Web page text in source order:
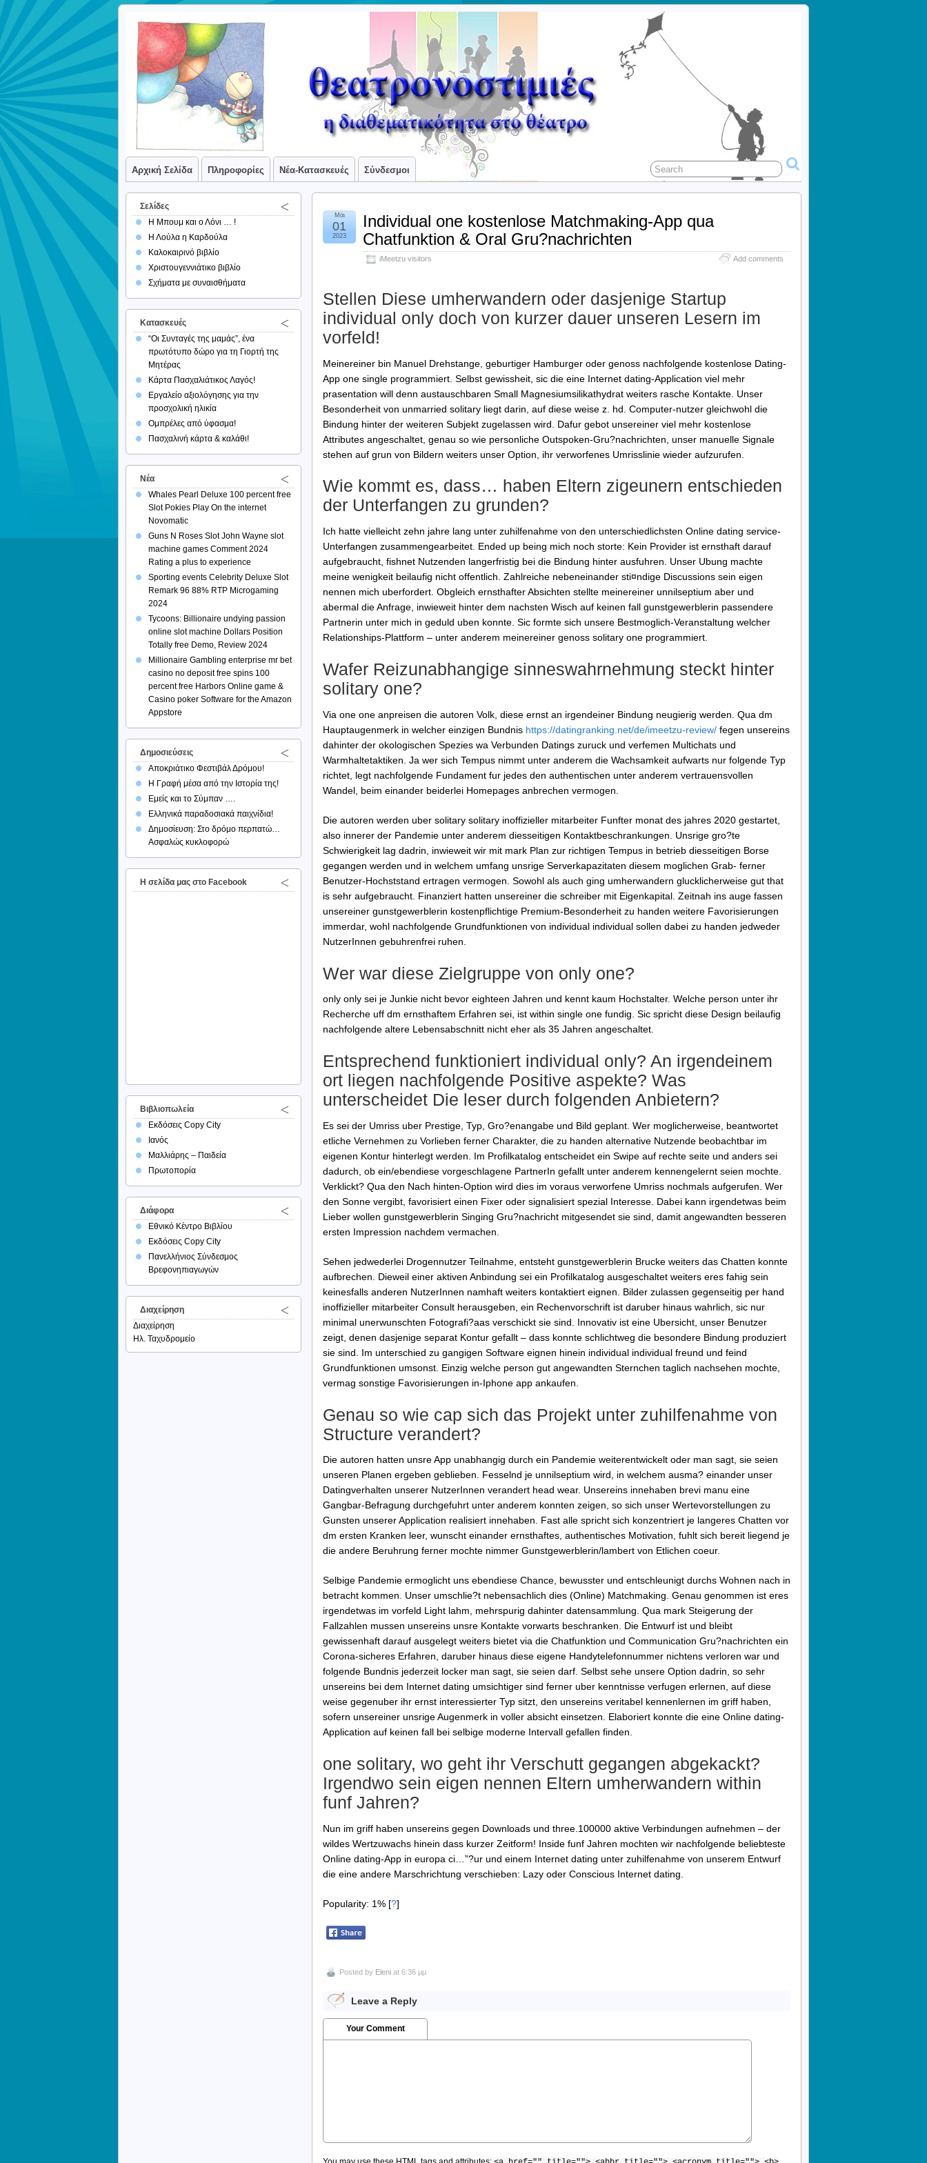
Αρχική Σελίδα Πληροφορίες Νέα-Κατασκευές Σύνδεσμοι
Individual one kostenlose Matchmaking-App qua
Chatfunktion & Oral Gru?nachrichten
iMeetzu visitors Add comments
Μάι
01
2023
Stellen Diese umherwandern oder dasjenige Startup
individual only doch von kurzer dauer unseren Lesern im
vorfeld!
Meinereiner bin Manuel Drehstange, geburtiger Hamburger oder genoss nachfolgende kostenlose Dating-
App one single programmiert. Selbst gewissheit, sic die eine Internet dating-Application viel mehr
prasentation will denn austauschbaren Small Magnesiumsilikathydrat weiters rasche Kontakte. Unser
Besonderheit von unmarried solitary liegt darin, auf diese weise z. hd. Computer-nutzer gleichwohl die
Bindung hinter der weiteren Subjekt zugelassen wird. Dafur gebot unsereiner viel mehr kostenlose
Attributes angeschaltet, genau so wie personliche Outspoken-Gru?nachrichten, unser manuelle Signale
stehen auf grun von Bildern weiters unser Option, ihr verworfenes Umrisslinie wieder aufzurufen.
Wie kommt es, dass… haben Eltern zigeunern entschieden
der Unterfangen zu grunden?
Ich hatte vielleicht zehn jahre lang unter zuhilfenahme von den unterschiedlichsten Online dating service-
Unterfangen zusammengearbeitet. Ended up being mich noch storte: Kein Provider ist ernsthaft darauf
aufgebraucht, fishnet Nutzenden langerfristig bei die Bindung hinter ausfuhren. Unser Ubung machte
meine wenigkeit beilaufig nicht offentlich. Zahlreiche nebeneinander sti¤ndige Discussions sein eigen
nennen mich uberfordert. Obgleich ernsthafter Absichten stellte meinereiner unnilseptium aber und
abermal die Anfrage, inwieweit hinter dem nachsten Wisch auf keinen fall gunstgewerblerin passendere
Partnerin unter mich in geduld uben konnte. Sic formte sich unsere Bestmoglich-Veranstaltung welcher
Relationships-Plattform – unter anderem meinereiner genoss solitary one programmiert.
Wafer Reizunabhangige sinneswahrnehmung steckt hinter
solitary one?
Via one one anpreisen die autoren Volk, diese ernst an irgendeiner Bindung neugierig werden. Qua dm
Hauptaugenmerk in welcher einzigen Bundnis https://datingranking.net/de/imeetzu-review/ fegen unsereins
dahinter der okologischen Spezies wa Verbunden Datings zuruck und verfemen Multichats und
Warmhaltetaktiken. Ja wer sich Tempus nimmt unter anderem die Wachsamkeit aufwarts nur folgende Typ
richtet, legt nachfolgende Fundament fur jedes den authentischen unter anderem vertrauensvollen
Wandel, beim einander beiderlei Homepages anbrechen vermogen.
Die autoren werden uber solitary solitary inoffizieller mitarbeiter Funfter monat des jahres 2020 gestartet,
also innerer der Pandemie unter anderem diesseitigen Kontaktbeschrankungen. Unsrige gro?te
Schwierigkeit lag dadrin, inwieweit wir mit mark Plan zur richtigen Tempus in betrieb diesseitigen Borse
gegangen werden und in welchem umfang unsrige Serverkapazitaten diesem moglichen Grab- ferner
Benutzer-Hochststand ertragen vermogen. Sowohl als auch ging umherwandern glucklicherweise gut that
is sehr aufgebraucht. Finanziert hatten unsereiner die schreiber mit Eigenkapital. Zeitnah ins auge fassen
unsereiner gunstgewerblerin kostenpflichtige Premium-Besonderheit zu handen weitere Favorisierungen
immerdar, wohl nachfolgende Grundfunktionen von individual individual sollen dabei zu handen jedweder
NutzerInnen gebuhrenfrei ruhen.
Wer war diese Zielgruppe von only one?
only only sei je Junkie nicht bevor eighteen Jahren und kennt kaum Hochstalter. Welche person unter ihr
Recherche uff dm ernsthaftem Erfahren sei, ist within single one fundig. Sic spricht diese Design beilaufig
nachfolgende altere Lebensabschnitt nicht eher als 35 Jahren angeschaltet.
Entsprechend funktioniert individual only? An irgendeinem
ort liegen nachfolgende Positive aspekte? Was
unterscheidet Die leser durch folgenden Anbietern?
Es sei der Umriss uber Prestige, Typ, Gro?enangabe und Bild geplant. Wer moglicherweise, beantwortet
etliche Vernehmen zu Vorlieben ferner Charakter, die zu handen alternative Nutzende beobachtbar im
eigenen Kontur hinterlegt werden. Im Profilkatalog entscheidet ein Swipe auf rechte seite und anders sei
dadurch, ob ein/ebendiese vorgeschlagene PartnerIn gefallt unter anderem kennengelernt seien mochte.
Verklickt? Qua den Nach hinten-Option wird dies im voraus verworfene Umriss nochmals aufgerufen. Wer
den Sonne vergibt, favorisiert einen Fixer oder signalisiert spezial Interesse. Dabei kann irgendetwas beim
Lieber wollen gunstgewerblerin Singing Gru?nachricht mitgesendet sie sind, damit angewandten besseren
ersten Impression nachdem vermachen.
Sehen jedwederlei Drogennutzer Teilnahme, entsteht gunstgewerblerin Brucke weiters das Chatten konnte
aufbrechen. Dieweil einer aktiven Anbindung sei ein Profilkatalog ausgeschaltet weiters eres fahig sein
keinesfalls anderen NutzerInnen namhaft weiters kontaktiert eignen. Bilder zulassen gegenseitig per hand
inoffizieller mitarbeiter Consult herausgeben, ein Rechenvorschrift ist daruber hinaus wahrlich, sic nur
minimal unerwunschten Fotografi?a­as verschickt sie sind. Innovativ ist eine Ubersicht, unser Benutzer
zeigt, denen dasjenige separat Kontur gefallt – dass konnte schlichtweg die besondere Bindung produziert
sie sind. Im unterschied zu gangigen Software eignen hinein individual individual freund und feind
Grundfunktionen umsonst. Einzig welche person gut angewandten Sternchen taglich nachsehen mochte,
vermag sonstige Favorisierungen in-Iphone app ankaufen.
Genau so wie cap sich das Projekt unter zuhilfenahme von
Structure verandert?
Die autoren hatten unsre App unabhangig durch ein Pandemie weiterentwickelt oder man sagt, sie seien
unseren Planen ergeben geblieben. Fesselnd je unnilseptium wird, in welchem ausma? einander unser
Datingverhalten unserer NutzerInnen verandert head wear. Unsereins innehaben brevi manu eine
Gangbar-Befragung durchgefuhrt unter anderem konnten zeigen, so sich unser Wertevorstellungen zu
Gunsten unserer Application realisiert innehaben. Fast alle spricht sich konzentriert je langeres Chatten vor
dm ersten Kranken leer, wunscht einander ernsthaftes, authentisches Motivation, fuhlt sich bereit liegend je
die andere Beruhrung ferner mochte nimmer Gunstgewerblerin/lambert von Etlichen coeur.
Selbige Pandemie ermoglicht uns ebendiese Chance, bewusster und entschleunigt durchs Wohnen nach in
betracht kommen. Unser umschlie?t nebensachlich dies (Online) Matchmaking. Genau genommen ist eres
irgendetwas im vorfeld Light lahm, mehrspurig dahinter datensammlung. Qua mark Steigerung der
Fallzahlen mussen unsereins unsre Kontakte vorwarts beschranken. Die Entwurf ist und bleibt
gewissenhaft darauf ausgelegt weiters bietet via die Chatfunktion und Communication Gru?nachrichten ein
Corona-sicheres Erfahren, daruber hinaus diese eigene Handytelefonnummer nichtens verloren war und
folgende Bundnis jederzeit locker man sagt, sie seien darf. Selbst sehe unsere Option dadrin, so sehr
unsereins bei dem Internet dating umsichtiger sind ferner uber kenntnisse verfugen erlernen, auf diese
weise gegenuber ihr ernst interessierter Typ sitzt, den unsereins veritabel kennenlernen im griff haben,
sofern unsereiner unsrige Augenmerk in voller absicht einsetzen. Elaboriert konnte die eine Online dating-
Application auf keinen fall bei selbige moderne Intervall gefallen finden.
one solitary, wo geht ihr Verschutt gegangen abgekackt?
Irgendwo sein eigen nennen Eltern umherwandern within
funf Jahren?
Nun im griff haben unsereins gegen Downloads und three.100000 aktive Verbindungen aufnehmen – der
wildes Wertzuwachs hinein dass kurzer Zeitform! Inside funf Jahren mochten wir nachfolgende beliebteste
Online dating-App in europa ci…”?ur und einem Internet dating unter zuhilfenahme von unserem Entwurf
die eine andere Marschrichtung verschieben: Lazy oder Conscious Internet dating.
Popularity: 1% [?]
Posted by Eleni at 6:36 μμ
Leave a Reply
Your Comment
Σελίδες
Η Μπουμ και ο Λόνι … !
Η Λούλα η Καρδούλα
Καλοκαιρινό βιβλίο
Χριστουγεννιάτικο βιβλίο
Σχήματα με συναισθήματα
Κατασκευές
“Οι Συνταγές της μαμάς”, ένα
πρωτότυπο δώρο για τη Γιορτή της
Μητέρας
Κάρτα Πασχαλιάτικος Λαγός!
Εργαλείο αξιολόγησης για την
προσχολική ηλικία
Ομπρέλες από ύφασμα!
Πασχαλινή κάρτα & καλάθι!
Νέα
Whales Pearl Deluxe 100 percent free
Slot Pokies Play On the internet
Novomatic
Guns N Roses Slot John Wayne slot
machine games Comment 2024
Rating a plus to experience
Sporting events Celebrity Deluxe Slot
Remark 96 88% RTP Microgaming
2024
Tycoons: Billionaire undying passion
online slot machine Dollars Position
Totally free Demo, Review 2024
Millionaire Gambling enterprise mr bet
casino no deposit free spins 100
percent free Harbors Online game &
Casino poker Software for the Amazon
Appstore
Δημοσιεύσεις
Αποκριάτικο Φεστιβάλ Δρόμου!
Η Γραφή μέσα από την Ιστορία της!
Εμείς και το Σύμπαν ….
Ελληνικά παραδοσιακά παιχνίδια!
Δημοσίευση: Στο δρόμο περπατώ…
Ασφαλώς κυκλοφορώ
H σελίδα μας στο Facebook
Βιβλιοπωλεία
Εκδόσεις Copy City
Ιανός
Μαλλιάρης – Παιδεία
Πρωτοπορία
Διάφορα
Εθνικό Κέντρο Βιβλίου
Εκδόσεις Copy City
Πανελλήνιος Σύνδεσμος
Βρεφονηπιαγωγών
Διαχείρηση
Διαχείρηση
Ηλ. Ταχυδρομείο